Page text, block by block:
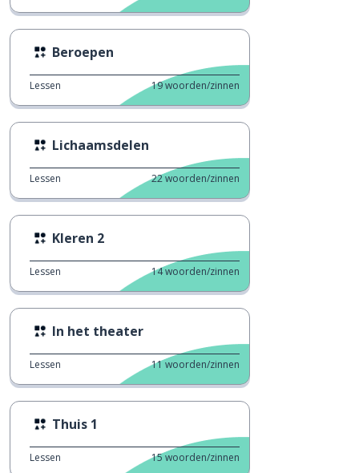
Beroepen
Lessen 19woorden/zinnen
Lichaamsdelen
Lessen 22woorden/zinnen
Kleren 2
Lessen 14woorden/zinnen
In het theater
Lessen 11woorden/zinnen
Thuis 1
Lessen 15woorden/zinnen